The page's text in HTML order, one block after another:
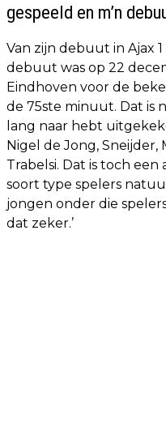
gespeeld en m’n
Van zijn debuut in Ajax
debuut was op 22
Eindhoven voor de
de 75ste minuut. Dat is
lang naar hebt
Nigel de Jong, Sneijder,
Trabelsi. Dat is toch
soort type spelers
jongen onder die
dat zeker.’